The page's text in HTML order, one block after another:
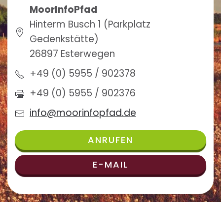
MoorInfoPfad
Hinterm Busch 1 (Parkplatz
Gedenkstätte)
26897 Esterwegen
+49 (0) 5955 / 902378
+49 (0) 5955 / 902376
info@moorinfopfad.de
ANRUFEN
E-MAIL